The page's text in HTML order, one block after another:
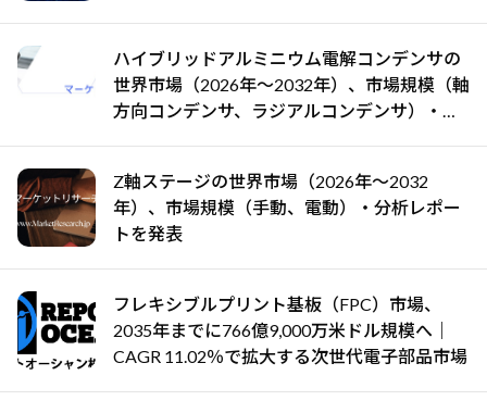
ハイブリッドアルミニウム電解コンデンサの
世界市場（2026年～2032年）、市場規模（軸
方向コンデンサ、ラジアルコンデンサ）・分
Z軸ステージの世界市場（2026年～2032
年）、市場規模（手動、電動）・分析レポー
トを発表
フレキシブルプリント基板（FPC）市場、
2035年までに766億9,000万米ドル規模へ｜
CAGR 11.02％で拡大する次世代電子部品市場